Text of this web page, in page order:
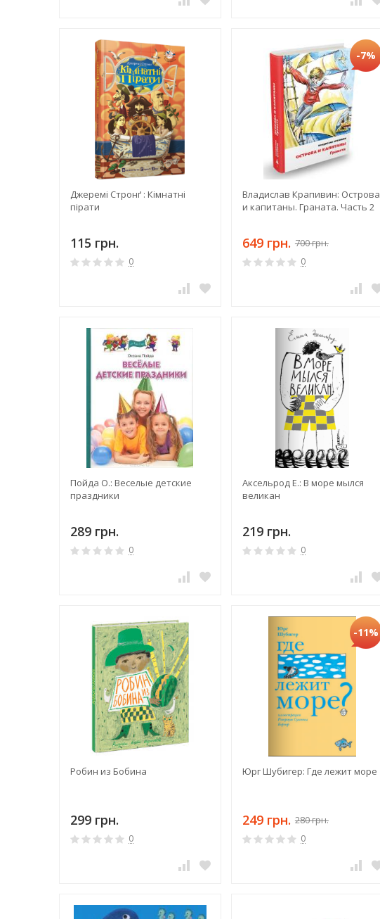
Джеремі Стронґ : Кімнатні
пірати
115 грн.
0
-7%
Владислав Крапивин: Острова
и капитаны. Граната. Часть 2
649 грн. 700 грн.
0
Пойда О.: Веселые детские
праздники
289 грн.
0
Аксельрод Е.: В море мылся
великан
219 грн.
0
Робин из Бобина
299 грн.
0
-11%
Юрг Шубигер: Где лежит море
249 грн. 280 грн.
0